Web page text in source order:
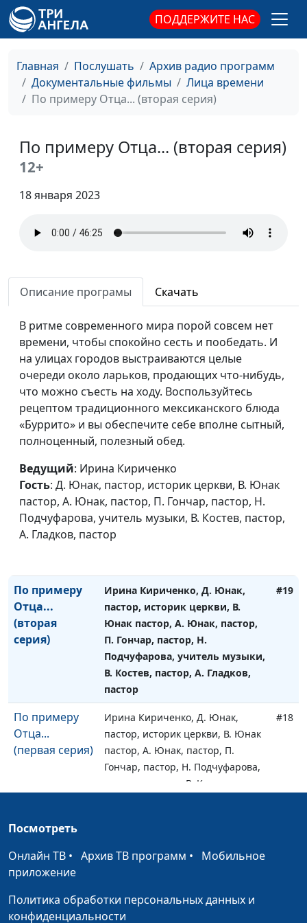
ПОДДЕРЖИТЕ НАС
Главная Послушать
Архив радио программ
Документальные фильмы
Лица времени
По примеру Отца... (вторая серия)
По примеру Отца... (вторая серия)
12+
18 января 2023
Описание програмы Скачать
В ритме современного мира порой совсем нет
времени, чтобы спокойно сесть и пообедать. И
на улицах городов выстраиваются целые
очереди около ларьков, продающих что-нибудь,
что можно съесть на ходу. Воспользуйтесь
рецептом традиционного мексиканского блюда
«Буррито» и вы обеспечите себе вполне сытный,
полноценный, полезный обед.
Ведущий: Ирина Кириченко
Гость: Д. Юнак, пастор, историк церкви, В. Юнак
пастор, А. Юнак, пастор, П. Гончар, пастор, Н.
Подчуфарова, учитель музыки, В. Костев, пастор,
А. Гладков, пастор
Спасатель
(вторая часть)
Ирина Кириченко, Илья
Вельгоша, Наталья Щеглова,
Галина Штеле, Иван Вельгоша,
Светлана Петрищева, Дмитрий
Фокин, Серго Наморадзе, Сергей
Кузьмин, Иван Лобанов
Спасатель
(первая часть)
Ирина Кириченко, Илья
Вельгоша, Наталья Щеглова,
Галина Штеле, Иван Вельгоша,
Светлана Петрищева, Дмитрий
Фокин, Серго Наморадзе, Сергей
#20
По примеру
Отца...
(вторая
серия)
Ирина Кириченко, Д. Юнак,
пастор, историк церкви, В.
Юнак пастор, А. Юнак, пастор,
П. Гончар, пастор, Н.
Подчуфарова, учитель музыки,
В. Костев, пастор, А. Гладков,
пастор
#19
По примеру
Отца...
(первая серия)
Ирина Кириченко, Д. Юнак,
пастор, историк церкви, В. Юнак
пастор, А. Юнак, пастор, П.
Гончар, пастор, Н. Подчуфарова,
учитель музыки, В. Костев,
#18
Не силой
судьба...
Международного Союза
Остров
Николай Назарович Либенко,
Посмотреть
Онлайн ТВ • Архив ТВ программ • Мобильное
приложение
Политика обработки персональных данных и
конфиденциальности